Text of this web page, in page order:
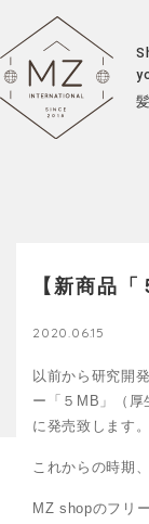
【新商品
2020.06.15
以前から研究開
ー「５MB」（
に発売致します。
これからの時期
MZ shopのフリ